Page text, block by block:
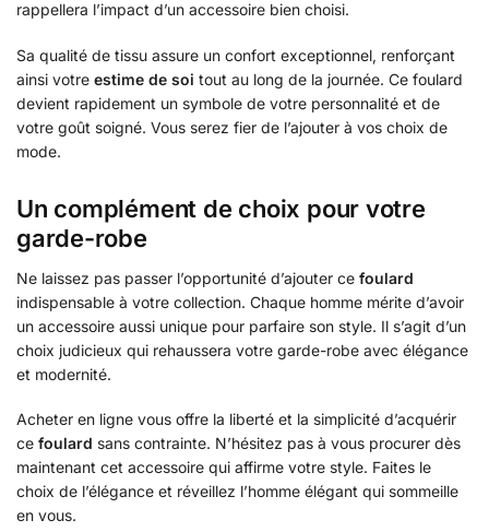
rappellera l’impact d’un accessoire bien choisi.
Sa qualité de tissu assure un confort exceptionnel, renforçant
ainsi votre estime de soi tout au long de la journée. Ce foulard
devient rapidement un symbole de votre personnalité et de
votre goût soigné. Vous serez fier de l’ajouter à vos choix de
mode.
Un complément de choix pour votre
garde-robe
Ne laissez pas passer l’opportunité d’ajouter ce foulard
indispensable à votre collection. Chaque homme mérite d’avoir
un accessoire aussi unique pour parfaire son style. Il s’agit d’un
choix judicieux qui rehaussera votre garde-robe avec élégance
et modernité.
Acheter en ligne vous offre la liberté et la simplicité d’acquérir
ce foulard sans contrainte. N’hésitez pas à vous procurer dès
maintenant cet accessoire qui affirme votre style. Faites le
choix de l’élégance et réveillez l’homme élégant qui sommeille
en vous.